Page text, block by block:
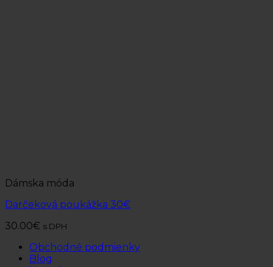
Dámska móda
Darčeková poukážka 30€
30.00€ s DPH
Obchodné podmienky
Blog